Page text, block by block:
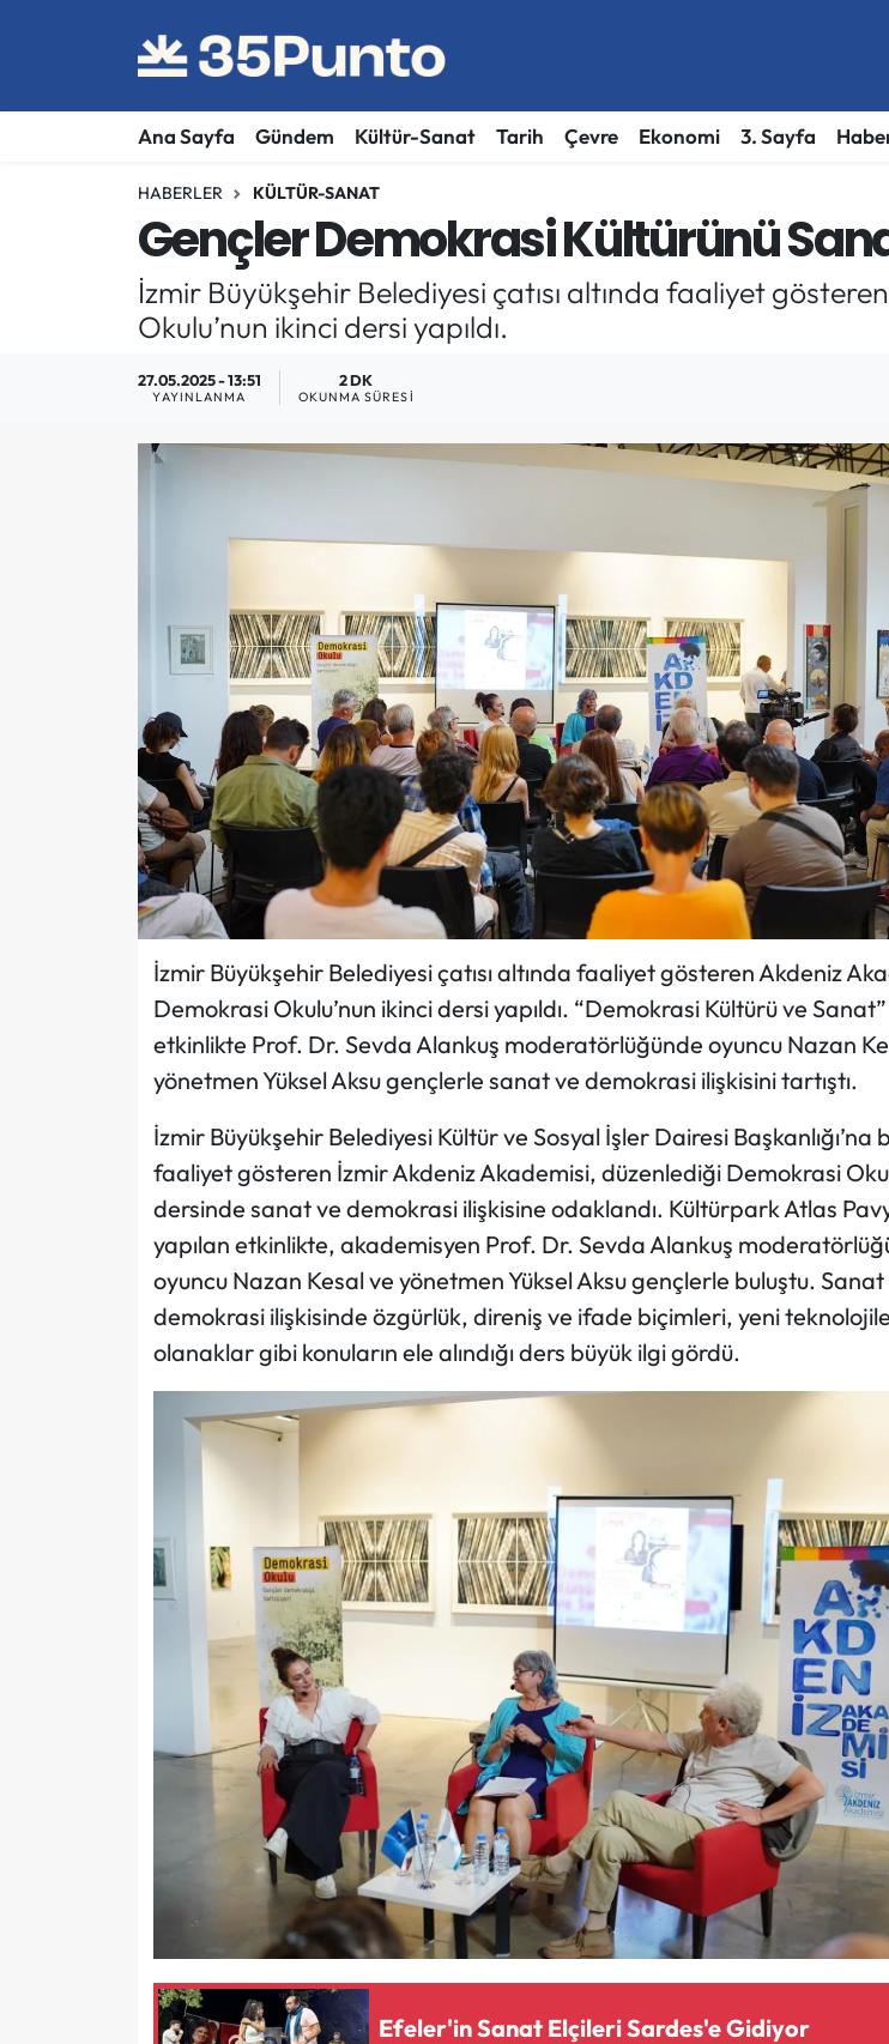
Ana Sayfa Gündem Kültür-Sanat Tarih Çevre Ekonomi 3. Sayfa
HABERLER KÜLTÜR-SANAT
Gençler Demokrasi Kültürünü
İzmir Büyükşehir Belediyesi çatısı altında faaliyet
Okulu’nun ikinci dersi yapıldı.
27.05.2025 - 13:51
YAYINLANMA
2 DK
OKUNMA SÜRESI
İzmir Büyükşehir Belediyesi çatısı altında faaliyet gösteren Akdeniz
Demokrasi Okulu’nun ikinci dersi yapıldı. “Demokrasi Kültürü ve Sanat”
etkinlikte Prof. Dr. Sevda Alankuş moderatörlüğünde oyuncu Nazan
yönetmen Yüksel Aksu gençlerle sanat ve demokrasi ilişkisini tartıştı.
İzmir Büyükşehir Belediyesi Kültür ve Sosyal İşler Dairesi Başkanlığı’na
faaliyet gösteren İzmir Akdeniz Akademisi, düzenlediği Demokrasi
dersinde sanat ve demokrasi ilişkisine odaklandı. Kültürpark Atlas
yapılan etkinlikte, akademisyen Prof. Dr. Sevda Alankuş
oyuncu Nazan Kesal ve yönetmen Yüksel Aksu gençlerle buluştu. Sanat
demokrasi ilişkisinde özgürlük, direniş ve ifade biçimleri, yeni
olanaklar gibi konuların ele alındığı ders büyük ilgi gördü.
Efeler'in Sanat Elçileri Sardes'e Gidiyor